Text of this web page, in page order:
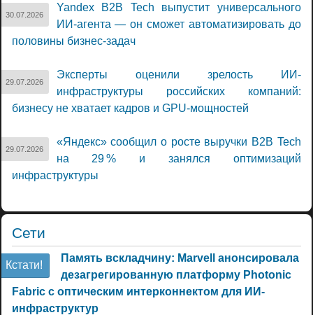
30.07.2026
Yandex B2B Tech выпустит универсального
ИИ-агента — он сможет автоматизировать до
половины бизнес-задач
29.07.2026
Эксперты оценили зрелость ИИ-
инфраструктуры российских компаний:
бизнесу не хватает кадров и GPU-мощностей
29.07.2026
«Яндекс» сообщил о росте выручки B2B Tech
на 29 % и занялся оптимизаций
инфраструктуры
Сети
Кстати!
Память вскладчину: Marvell анонсировала
дезагрегированную платформу Photonic
Fabric с оптическим интерконнектом для ИИ-
инфраструктур